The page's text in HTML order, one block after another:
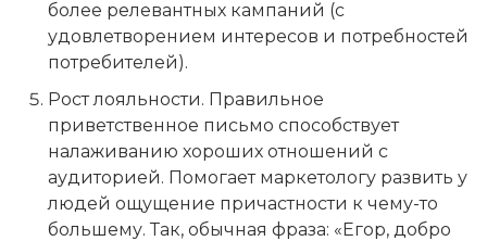
более релевантных кампаний (с
удовлетворением интересов и потребностей
потребителей).
Рост лояльности. Правильное
приветственное письмо способствует
налаживанию хороших отношений с
аудиторией. Помогает маркетологу развить у
людей ощущение причастности к чему-то
большему. Так, обычная фраза: «Егор, добро